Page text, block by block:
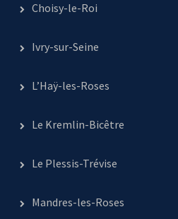
Choisy-le-Roi
Ivry-sur-Seine
L’Haÿ-les-Roses
Le Kremlin-Bicêtre
Le Plessis-Trévise
Mandres-les-Roses